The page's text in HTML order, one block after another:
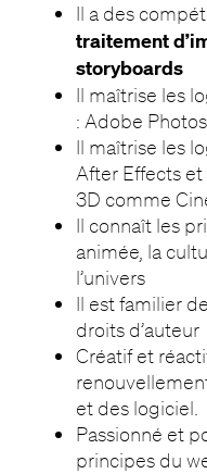
Il a des
traitement
storyboards
Il maîtrise les
: Adobe
Il maîtrise les
After Effects et
3D comme
Il connaît les
animée, la
l’univers
Il est familier
droits d’auteur
Créatif et
et des logiciel.
Passionné et
principes du